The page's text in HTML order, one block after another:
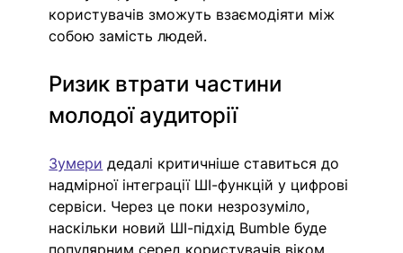
користувачів зможуть взаємодіяти між
собою замість людей.
Ризик втрати частини
молодої аудиторії
Зумери дедалі критичніше ставиться до
надмірної інтеграції ШІ-функцій у цифрові
сервіси. Через це поки незрозуміло,
наскільки новий ШІ-підхід Bumble буде